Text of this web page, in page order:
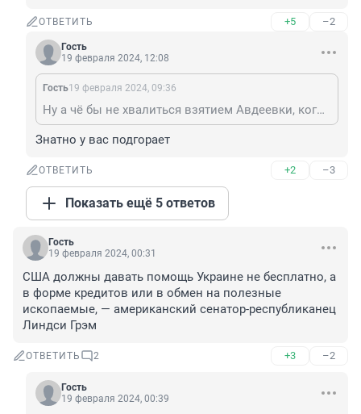
ОТВЕТИТЬ +5 –2
Гость
19 февраля 2024, 12:08
Гость19 февраля 2024, 09:36
Ну а чё бы не хвалиться взятием Авдеевки, когда как минимум десятикратное преимущество. Сотни миллиардов затрачены на это, если мерять деньгами. А больным детям продолжаем СМСками собирать на лечение... "Поможите, люди добрые..."
Знатно у вас подгорает
ОТВЕТИТЬ +2 –3
Показать ещё 5 ответов
Гость
19 февраля 2024, 00:31
США должны давать помощь Украине не бесплатно, а
в форме кредитов или в обмен на полезные
ископаемые, — американский сенатор-республиканец
Линдси Грэм
ОТВЕТИТЬ 2 +3 –2
Гость
19 февраля 2024, 00:39